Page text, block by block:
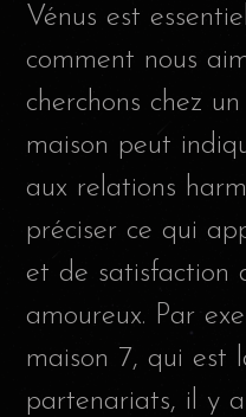
Vénus est
comment nous
cherchons chez
maison peut
aux relations
préciser ce qui
et de satisfaction
amoureux. Par
maison 7, qui est
partenariats, il y